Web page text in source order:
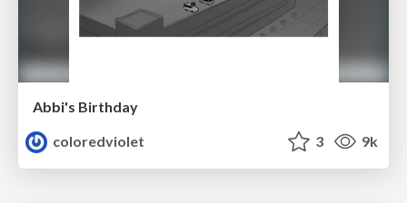
Abbi's Birthday
coloredviolet
3 9k